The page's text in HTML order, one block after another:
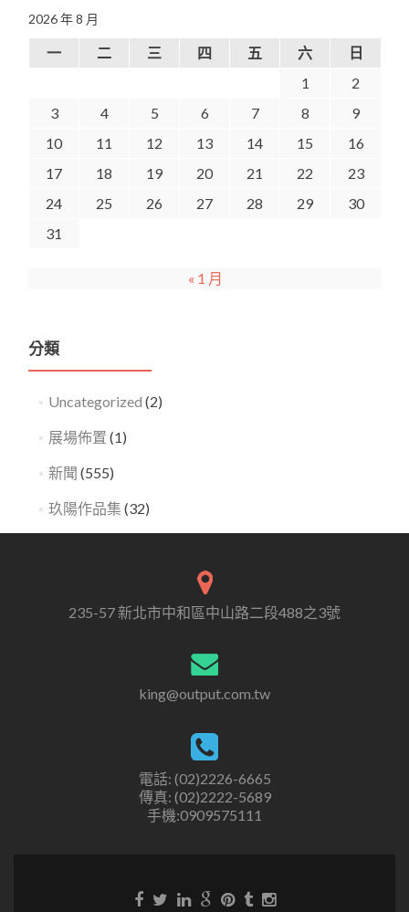
2026 年 8 月
一 二 三 四 五 六
日
1
2
3
4 5 6 7 8
9
10
11 12 13 14 15
16
17
18 19 20 21 22
23
24
25 26 27 28 29
30
31
« 1 月
分類
Uncategorized (2)
展場佈置 (1)
新聞 (555)
玖陽作品集 (32)
235-57 新北市中和區中山路二段488之3號
king@output.com.tw
電話: (02)2226-6665
傳真: (02)2222-5689
手機:0909575111